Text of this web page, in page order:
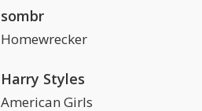
sombr
Homewrecker
Harry Styles
American Girls